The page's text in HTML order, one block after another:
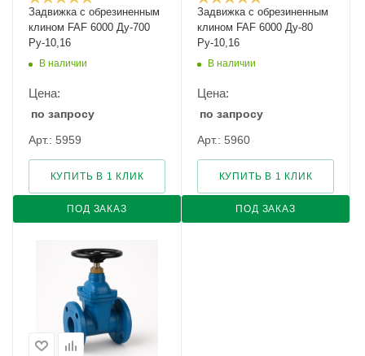
Задвижка с обрезиненным
клином FAF 6000 Ду-700
Ру-10,16
В наличии
Цена:
по запросу
Арт.: 5959
ПОД ЗАКАЗ
КУПИТЬ В 1 КЛИК
Задвижка с обрезиненным
клином FAF 6000 Ду-80
Ру-10,16
В наличии
Цена:
по запросу
Арт.: 5960
ПОД ЗАКАЗ
КУПИТЬ В 1 КЛИК